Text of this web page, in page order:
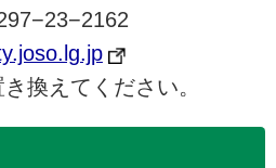
てください。